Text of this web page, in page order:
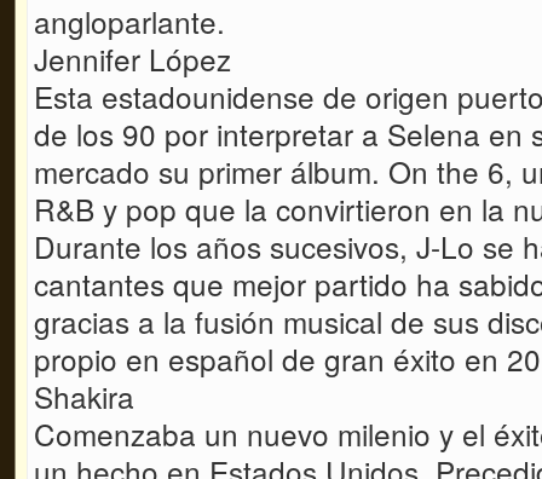
angloparlante.
Jennifer López
Esta estadounidense de origen
de los 90 por interpretar a Selena en
mercado su primer álbum. On the 6,
R&B y pop que la convirtieron en la
Durante los años sucesivos, J-Lo se
cantantes que mejor partido ha
gracias a la fusión musical de sus
propio en español de gran éxito en
Shakira
Comenzaba un nuevo milenio y el